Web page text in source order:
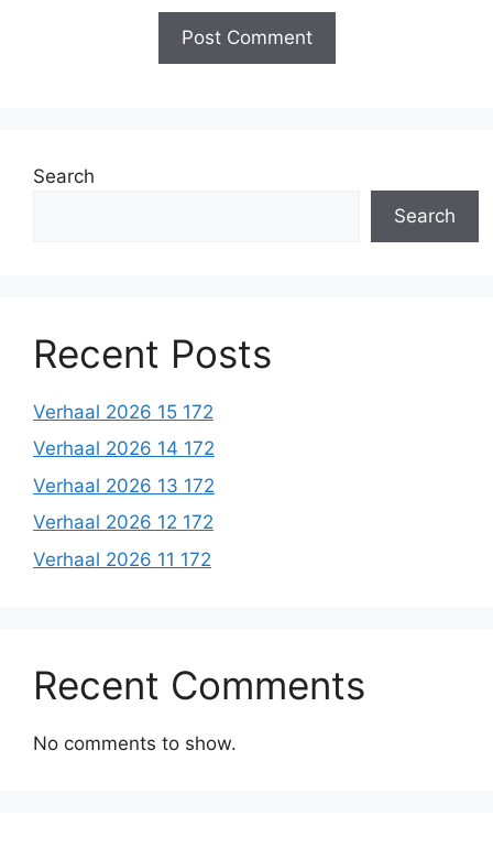
Search
Search
Recent Posts
Verhaal 2026 15 172
Verhaal 2026 14 172
Verhaal 2026 13 172
Verhaal 2026 12 172
Verhaal 2026 11 172
Recent Comments
No comments to show.